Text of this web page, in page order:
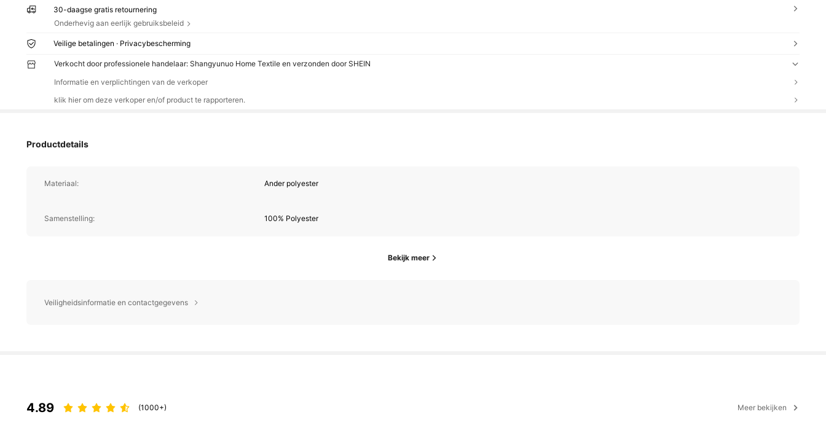
30-daagse gratis retournering
Onderhevig aan eerlijk gebruiksbeleid
Veilige betalingen · Privacybescherming
Verkocht door professionele handelaar: Shangyunuo Home Textile en verzonden door SHEIN
Informatie en verplichtingen van de verkoper
klik hier om deze verkoper en/of product te rapporteren.
Productdetails
Materiaal: Ander polyester
Samenstelling: 100% Polyester
Bekijk meer
Veiligheidsinformatie en contactgegevens
4.89 (1000+) Meer bekijken